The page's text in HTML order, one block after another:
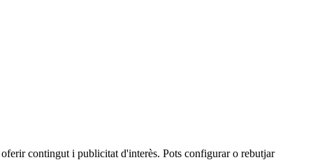
contingut i publicitat d'interès. Pots configurar o rebutjar